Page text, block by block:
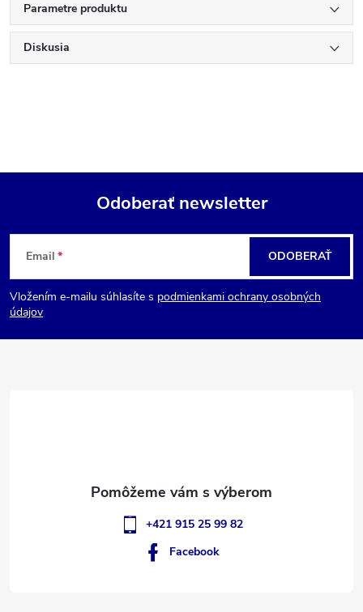
Parametre produktu
Diskusia
Z
á
p
Odoberať newsletter
Email
Vložením e-mailu súhlasíte s podmienkami ochrany osobných
údajov
ODOBERAŤ
+421 915 25 99 82
Facebook